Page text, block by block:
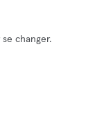
changer.